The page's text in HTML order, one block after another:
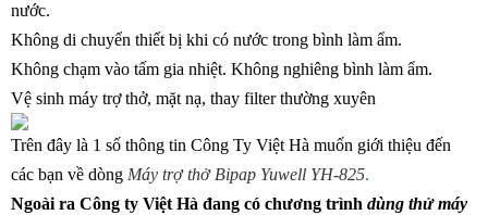
nước.
Không di chuyển thiết bị khi có nước trong bình làm ẩm.
Không chạm vào tấm gia nhiệt. Không nghiêng bình làm ẩm.
Vệ sinh máy trợ thở, mặt nạ, thay filter thường xuyên
Trên đây là 1 số thông tin Công Ty Việt Hà muốn giới thiệu đến
các bạn về dòng Máy trợ thở Bipap Yuwell YH-825.
Ngoài ra Công ty Việt Hà đang có chương trình dùng thử máy